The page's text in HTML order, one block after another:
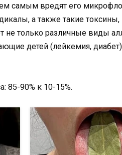
самым вредят его
а также такие
не только различные виды
детей (лейкемия,
85-90% к 10-15%.